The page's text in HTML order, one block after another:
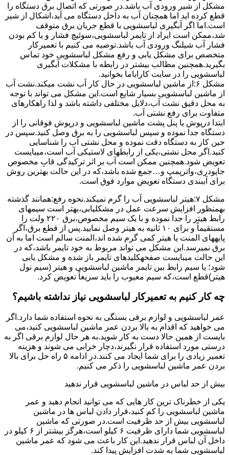
مشکل از شیر ورودی آب باشد.در صورتی که اتصال برق دستگاه را
قطع کرده اید اما همچنان آب به داخل دستگاه می آید،اشکال از شیر
است.اما اگر آبگیری لباسشویی با قطع جریان برق متوقف
شد،ممکن است ایراد از تایمر لباسشویی،سوئیچ فشار و یا کم بودن
فشار آب شیلنگ ورودی آب باشد.توصیه می کنیم با تعمیرکار
متخصص برای مشکل یابی و رفع مشکل لباسشویی خود تماس
بگیرید.همچنین مطالب بیشتر در رابطه با مشکلات آبگیری
لباسشویی را در سایت کاراباما بخوانید.
مشکل ۶:از ﻣﺎﺷﯿﻦ لباسشویی در ﺣﺎل ﮐﺎر آب ﻧﺸﺖ میکند.نشت آب
از ماشین لباسشویی بسیار شایع است.این مشکل می تواند با توجه
به محل دقیق نشت آب،دلایل مختلفی داشته باشد و لذا راهکارهای
متفاوت برای رفع نشتی آب.
ابتدا درپوش یا پنل ﭘﺸﺖ ﻣﺎﺷﯿﻦ لباسشویی و درپوش ﻓﻮﻗﺎﻧﯽ را از
دستگاه ﺟﺪا ﻧﻤﻮده و ﺳﭙﺲ لباسشویی را ﺑﻪ ﺑﺮق وصل ﮐﻨﯿﺪ.سپس در
حین کار به دستگاه دقت نموده و ﻣﺤﻞ نشتی آب را ﺷﻨﺎﺳﺎﯾﯽ
کنید.اﮔﺮ ﻣﺤﻞ نشتی،ﯾﮑﯽ از رابطهای ﻻﺳﺘﯿﮑﯽ آب اﺳﺖ،میبایست
ﺗﻌﻮﯾﺾ شود.همچنین ﻣﻤﮑﻦ اﺳﺖ آب بر اثر ﺗﺮﮐﯿﺪﮔﯽ قابِ ﻣﺨﺼﻮص
ﺟﺎﭘﻮدری،واترپمپ و…جمع شده ﺑﺎﺷﺪ،ﮐﻪ در این حالت بهترین روش
برای آببندی دستگاه ﺗﻌﻮﯾﺾ ﻣﻮارد ﻓﻮق اﺳﺖ.
مشکل ۷:ﻫﯿﺘﺮ لباسشویی آب را ﮔﺮم نمیکند.نحوه رﻓﻊ:ﻫﻤﺎﻧﻨﺪ ﮔﺬﺷﺘﻪ
بهمنظور اﻓﺰاﯾﺶ ﺳﺮﻋﺖ ﻋﻤﻞ در مشکلیابی،بهتر است سیمهای
راﺑﻂ ﻫﯿﺘﺮ را ﺟﺪا ﻧﻤﻮده و ﺑﺎ ﯾﮏ ﺳﯿﻢ ﻣﺨﺼﻮص،برق ۲۲۰ ولت را
مستقیماً و برای ۱۰ ﺛﺎﻧﯿﻪ ﺑﻪ ﻫﯿﺘﺮ وصل نمایید.ﭘﺲ از ﻗﻄﻊ ﺑﺮق،اﮔﺮ
پایههای اﻟﻤﻨﺖ یا هیتر کمی ﮔﺮم ﺷﺪه اند،اﻟﻤﻨﺖ ﺳﺎﻟﻢ است اما ﺑﻪ آن
ﺑﺮق نمیرسد.اﯾﻦ ﻣﺸﮑﻞ می تواند مربوط به ﺧﻮد ﺗﺎﯾﻤﺮ باشد،ﮐﻪ در
این حالت میبایست صفحهکلیدهای ﺗﺎﯾﻤﺮ باز شده و مشکل یابی
شود؛ ﯾﺎ ﺳﯿﻢ راﺑﻂ ﺑﯿﻦ ﺗﺎﯾﻤﺮ ماشین لباسشویی و ﻫﯿﺘﺮ (سیم ﻧﻮل
ﻫﯿﺘﺮ)ﻗﻄﻊ اﺳﺖ،ﮐﻪ ﺳﯿﻢ ﻣﻌﯿﻮب را ﺑﺎﯾﺪ سریعاً ﺗﻌﻮﯾﺾ کرد.
چه کار کنیم به تعمیرکار لباسشویی نیاز نداشته باشیم؟
عمر لباسشویی و لوازم برقی بستگی به نحوه استفاده شما دارد.اگر
می خواهید که اقدام به بالا بردن عمر ماشین لباسشویی کنید،می
بایست از همین حالا دست به کار شوید.به هر حال لوازم برقی اگر به
درستی مورد استفاده قرار نگیرند،دچار خرابی می شوند و هزینه
تعمیر زیادی را برای شما ایجاد می کنند.در ادامه ۵ راه حل برای بالا
بردن عمر ماشین لباسشویی را ذکر می کنیم.
بیش از حد لباس در ماشین لباسشویی قرار ندهید
یکی از خطرناک ترین کار هایی که می توانید انجام دهید و عمر
ماشین لباسشویی را کم کنید،قرار دادن لباس ها در ماشین
لباسشویی بیش از حد ظرفیت است.در صورتی که ماشین
لباسشویی شما دارای ظرفیت ۶ کیلو است،هرگز بیشتر از ۶ کیلو در
داخل آن لباس قرار ندهید.این کار باعث می شود که عمر ماشین
لباسشویی شما به شدت افزایش پیدا کند.